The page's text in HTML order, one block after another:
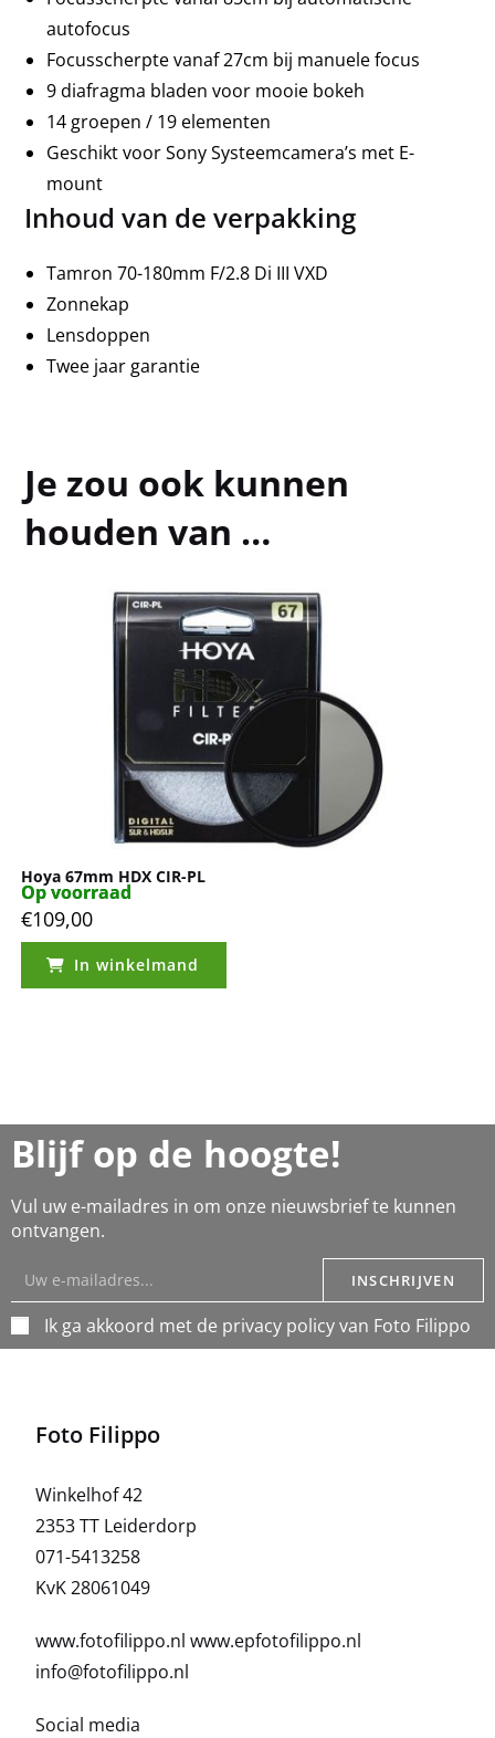
autofocus
Focusscherpte vanaf 27cm bij manuele focus
9 diafragma bladen voor mooie bokeh
14 groepen / 19 elementen
Geschikt voor Sony Systeemcamera’s met E-
mount
Inhoud van de verpakking
Tamron 70-180mm F/2.8 Di III VXD
Zonnekap
Lensdoppen
Twee jaar garantie
Je zou ook kunnen
houden van …
Op voorraad
Hoya 67mm HDX CIR-PL
€109,00
Op voorraad
In winkelmand
Blijf op de hoogte!
Vul uw e-mailadres in om onze nieuwsbrief te kunnen
ontvangen.
Ik ga akkoord met de privacy policy van Foto Filippo
INSCHRIJVEN
Foto Filippo
Winkelhof 42
2353 TT Leiderdorp
071-5413258
KvK 28061049
www.fotofilippo.nlwww.epfotofilippo.nl
info@fotofilippo.nl
Social media